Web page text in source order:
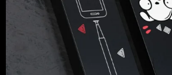
Diseño de Empaque